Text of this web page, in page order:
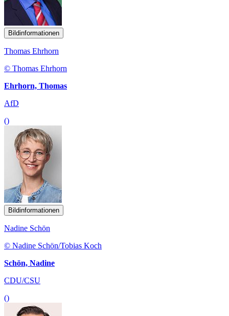
Bildinformationen
Thomas Ehrhorn
© Thomas Ehrhorn
Ehrhorn, Thomas
AfD
()
Bildinformationen
Nadine Schön
© Nadine Schön/Tobias Koch
Schön, Nadine
CDU/CSU
()